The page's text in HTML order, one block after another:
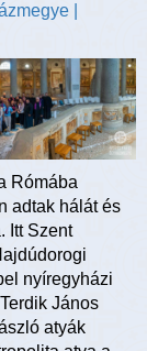
|
Rómába
adtak hálát és
Itt Szent
nyíregyházi
János
atyák